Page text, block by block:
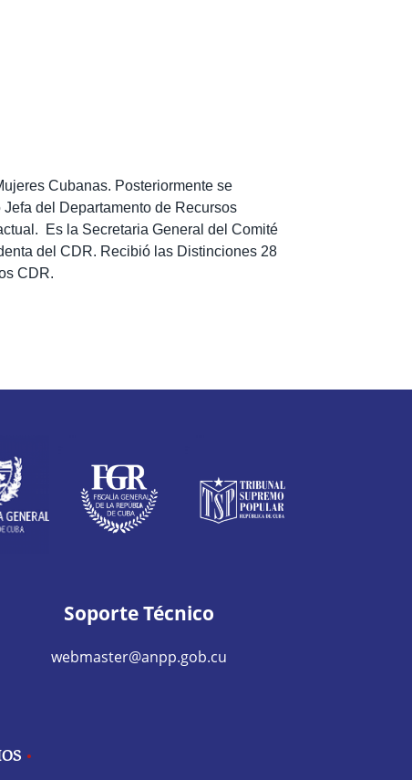
Cubanas. Posteriormente se
del Departamento de Recursos
Es la Secretaria General del Comité
del CDR. Recibió las Distinciones 28
CDR.
Soporte Técnico
webmaster@anpp.gob.cu